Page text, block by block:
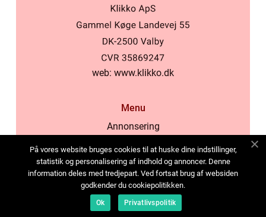
web: www.klikko.dk
Menu
Annonsering
Cookies
Kontakta oss
Sitemap
På vores website bruges cookies til at huske dine indstillinger,
statistik og personalisering af indhold og annoncer. Denne
information deles med tredjepart. Ved fortsat brug af websiden
godkender du cookiepolitikken.
Ok Privatlivspolitik